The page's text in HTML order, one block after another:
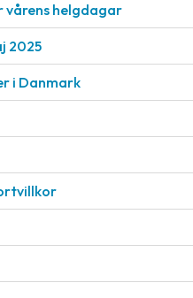
helgdagar
2025
i Danmark